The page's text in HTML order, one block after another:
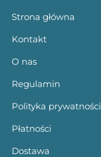
Strona główna
Kontakt
O nas
Regulamin
Polityka prywatności
Płatności
Dostawa